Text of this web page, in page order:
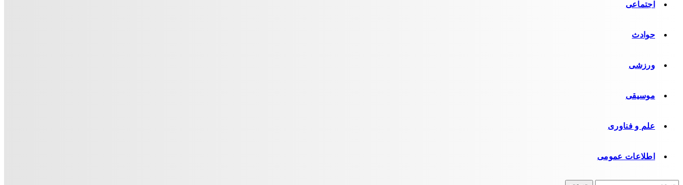
اجتماعی
حوادث
ورزشی
موسیقی
علم و فناوری
اطلاعات عمومی